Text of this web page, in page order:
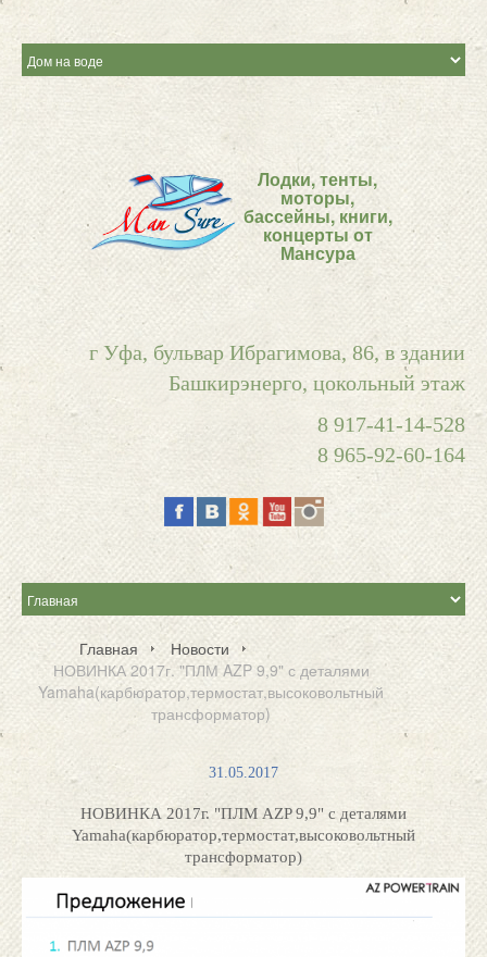
Лодки, тенты,
моторы,
бассейны, книги,
концерты от
Мансура
г Уфа, бульвар Ибрагимова, 86, в здании
Башкирэнерго, цокольный этаж
8 917-41-14-528
8 965-92-60-164
Главная
Новости
НОВИНКА 2017г. "ПЛМ AZP 9,9" с деталями
Yamaha(карбюратор,термостат,высоковольтный
трансформатор)
31.05.2017
НОВИНКА 2017г. "ПЛМ AZP 9,9" с деталями
Yamaha(карбюратор,термостат,высоковольтный
трансформатор)